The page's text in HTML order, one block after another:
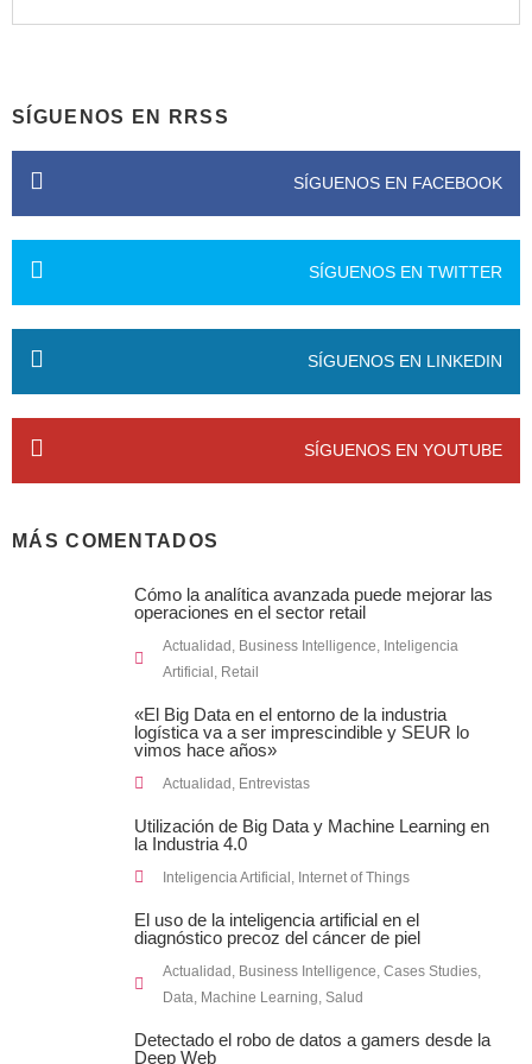
SÍGUENOS EN RRSS
SÍGUENOS EN FACEBOOK
SÍGUENOS EN TWITTER
SÍGUENOS EN LINKEDIN
SÍGUENOS EN YOUTUBE
MÁS COMENTADOS
Cómo la analítica avanzada puede mejorar las
operaciones en el sector retail
Actualidad Business Intelligence Inteligencia
Artificial Retail
«El Big Data en el entorno de la industria
logística va a ser imprescindible y SEUR lo
vimos hace años»
Actualidad Entrevistas
Utilización de Big Data y Machine Learning en
la Industria 4.0
Inteligencia Artificial, Internet of Things
El uso de la inteligencia artificial en el
diagnóstico precoz del cáncer de piel
Actualidad , Business Intelligence, Cases Studies,
Data, Machine Learning, Salud
Detectado el robo de datos a gamers desde la
Deep Web